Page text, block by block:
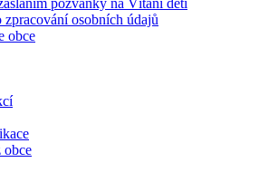
pozvánky na Vítání dětí
zpracování osobních údajů
obce
obce